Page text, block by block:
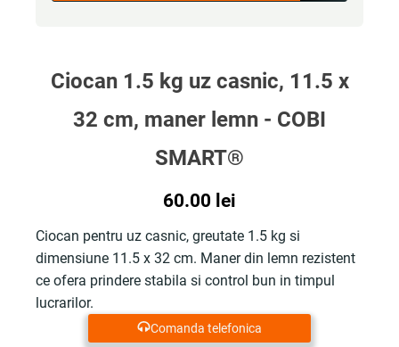
Ciocan 1.5 kg uz casnic, 11.5 x
32 cm, maner lemn - COBI
SMART®
60.00 lei
Ciocan pentru uz casnic, greutate 1.5 kg si
dimensiune 11.5 x 32 cm. Maner din lemn rezistent
ce ofera prindere stabila si control bun in timpul
lucrarilor.
Comanda telefonica